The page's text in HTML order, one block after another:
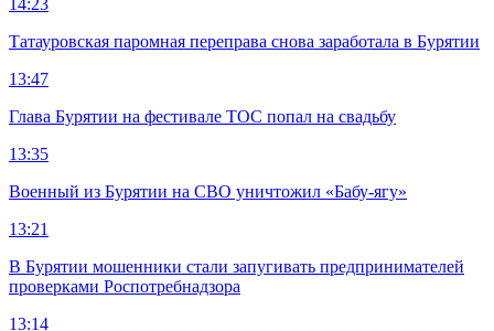
14:23
Татауровская паромная переправа снова заработала в Бурятии
13:47
Глава Бурятии на фестивале ТОС попал на свадьбу
13:35
Военный из Бурятии на СВО уничтожил «Бабу-ягу»
13:21
В Бурятии мошенники стали запугивать предпринимателей
проверками Роспотребнадзора
13:14